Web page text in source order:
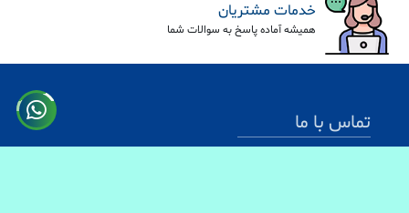
خدمات مشتریان
همیشه آماده پاسخ به سوالات شما
تماس با ما